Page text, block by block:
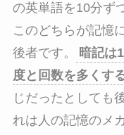
の英単語を10分ず
このどちらが記憶
後者です。
暗記は
度と回数を多くす
じだったとしても
れは人の記憶のメ